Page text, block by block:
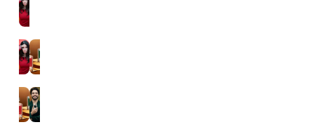
Kobiety
Zaperfumowanie 35%